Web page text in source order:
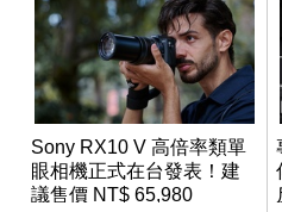
Sony RX10 V 高倍率類單
眼相機正式在台發表！建
議售價 NT$ 65,980